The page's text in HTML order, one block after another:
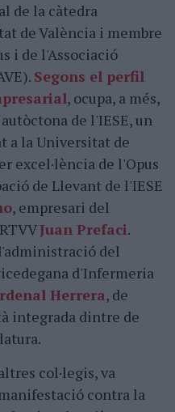
de la càtedra
de València i membre
i de l'Associació
Segons el perfil
, ocupa, a més,
de l'IESE, un
a la Universitat de
excel·lència de l'Opus
de Llevant de l'IESE
, empresari del
Juan Prefaci.
del
d'Infermeria
Herrera, de
integrada dintre de
col·legis, va
contra la